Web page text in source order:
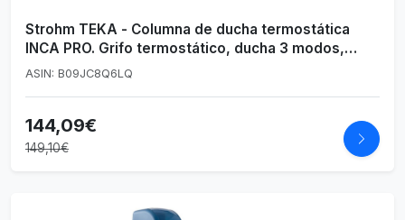
Strohm TEKA - Columna de ducha termostática
INCA PRO. Grifo termostático, ducha 3 modos,
flexo anti-twist
ASIN: B09JC8Q6LQ
144,09€
149,10€